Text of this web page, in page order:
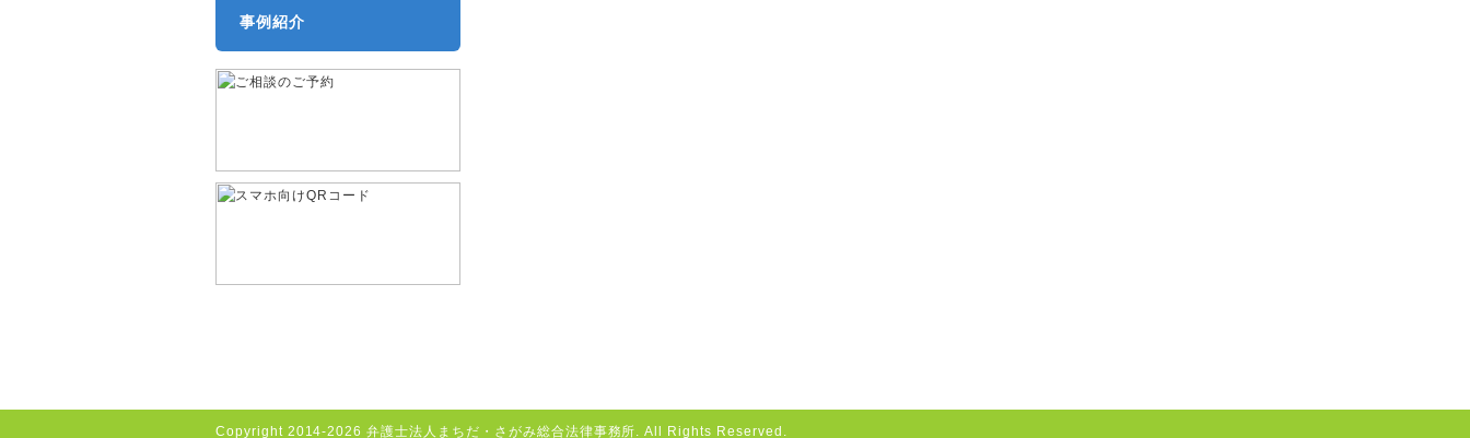
事例紹介
Copyright 2014-2026 弁護士法人まちだ・さがみ総合法律事務所. All Rights Reserved.